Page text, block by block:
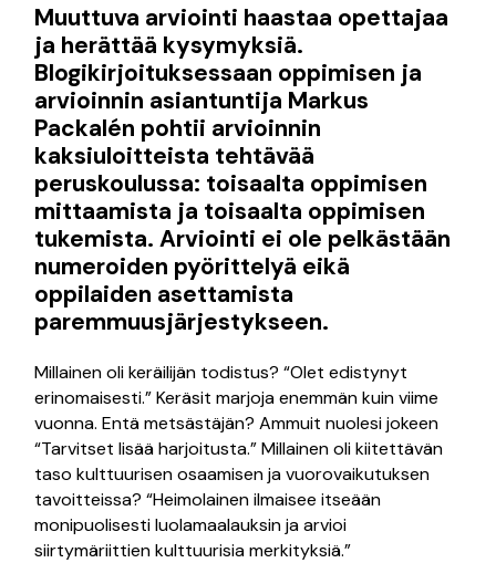
Muuttuva arviointi haastaa opettajaa
ja herättää kysymyksiä.
Blogikirjoituksessaan oppimisen ja
arvioinnin asiantuntija Markus
Packalén pohtii arvioinnin
kaksiuloitteista tehtävää
peruskoulussa: toisaalta oppimisen
mittaamista ja toisaalta oppimisen
tukemista. Arviointi ei ole pelkästään
numeroiden pyörittelyä eikä
oppilaiden asettamista
paremmuusjärjestykseen.
Millainen oli keräilijän todistus? “Olet edistynyt
erinomaisesti.” Keräsit marjoja enemmän kuin viime
vuonna. Entä metsästäjän? Ammuit nuolesi jokeen
“Tarvitset lisää harjoitusta.” Millainen oli kiitettävän
taso kulttuurisen osaamisen ja vuorovaikutuksen
tavoitteissa? “Heimolainen ilmaisee itseään
monipuolisesti luolamaalauksin ja arvioi
siirtymäriittien kulttuurisia merkityksiä.”